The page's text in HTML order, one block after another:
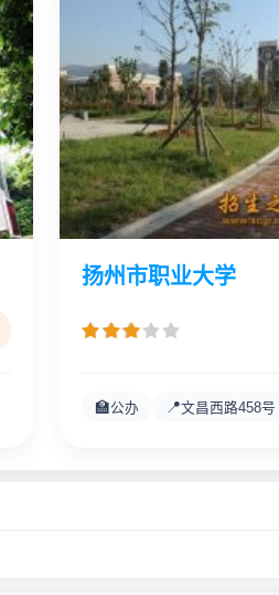
扬州市职业大学
🏫公办 📍文昌西路458号